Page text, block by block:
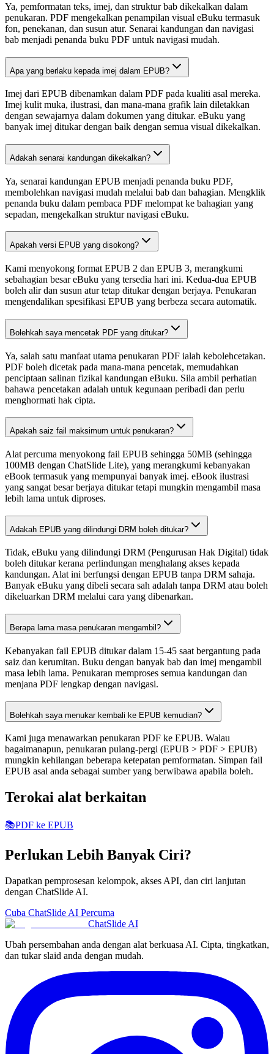
Ya, pemformatan teks, imej, dan struktur bab dikekalkan dalam
penukaran. PDF mengekalkan penampilan visual eBuku termasuk
fon, penekanan, dan susun atur. Senarai kandungan dan navigasi
bab menjadi penanda buku PDF untuk navigasi mudah.
Apa yang berlaku kepada imej dalam EPUB?
Imej dari EPUB dibenamkan dalam PDF pada kualiti asal mereka.
Imej kulit muka, ilustrasi, dan mana-mana grafik lain diletakkan
dengan sewajarnya dalam dokumen yang ditukar. eBuku yang
banyak imej ditukar dengan baik dengan semua visual dikekalkan.
Adakah senarai kandungan dikekalkan?
Ya, senarai kandungan EPUB menjadi penanda buku PDF,
membolehkan navigasi mudah melalui bab dan bahagian. Mengklik
penanda buku dalam pembaca PDF melompat ke bahagian yang
sepadan, mengekalkan struktur navigasi eBuku.
Apakah versi EPUB yang disokong?
Kami menyokong format EPUB 2 dan EPUB 3, merangkumi
sebahagian besar eBuku yang tersedia hari ini. Kedua-dua EPUB
boleh alir dan susun atur tetap ditukar dengan berjaya. Penukaran
mengendalikan spesifikasi EPUB yang berbeza secara automatik.
Bolehkah saya mencetak PDF yang ditukar?
Ya, salah satu manfaat utama penukaran PDF ialah kebolehcetakan.
PDF boleh dicetak pada mana-mana pencetak, memudahkan
penciptaan salinan fizikal kandungan eBuku. Sila ambil perhatian
bahawa pencetakan adalah untuk kegunaan peribadi dan perlu
menghormati hak cipta.
Apakah saiz fail maksimum untuk penukaran?
Alat percuma menyokong fail EPUB sehingga 50MB (sehingga
100MB dengan ChatSlide Lite), yang merangkumi kebanyakan
eBook termasuk yang mempunyai banyak imej. eBook ilustrasi
yang sangat besar berjaya ditukar tetapi mungkin mengambil masa
lebih lama untuk diproses.
Adakah EPUB yang dilindungi DRM boleh ditukar?
Tidak, eBuku yang dilindungi DRM (Pengurusan Hak Digital) tidak
boleh ditukar kerana perlindungan menghalang akses kepada
kandungan. Alat ini berfungsi dengan EPUB tanpa DRM sahaja.
Banyak eBuku yang dibeli secara sah adalah tanpa DRM atau boleh
dikeluarkan DRM melalui cara yang dibenarkan.
Berapa lama masa penukaran mengambil?
Kebanyakan fail EPUB ditukar dalam 15-45 saat bergantung pada
saiz dan kerumitan. Buku dengan banyak bab dan imej mengambil
masa lebih lama. Penukaran memproses semua kandungan dan
menjana PDF lengkap dengan navigasi.
Bolehkah saya menukar kembali ke EPUB kemudian?
Kami juga menawarkan penukaran PDF ke EPUB. Walau
bagaimanapun, penukaran pulang-pergi (EPUB > PDF > EPUB)
mungkin kehilangan beberapa ketepatan pemformatan. Simpan fail
EPUB asal anda sebagai sumber yang berwibawa apabila boleh.
Terokai alat berkaitan
📚PDF ke EPUB
Perlukan Lebih Banyak Ciri?
Dapatkan pemprosesan kelompok, akses API, dan ciri lanjutan
dengan ChatSlide AI.
Cuba ChatSlide AI Percuma
ChatSlide AI
Ubah persembahan anda dengan alat berkuasa AI. Cipta, tingkatkan,
dan tukar slaid anda dengan mudah.